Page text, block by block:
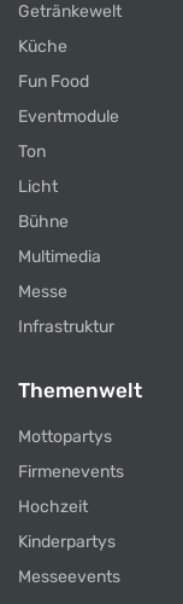
Getränkewelt
Küche
Fun Food
Eventmodule
Ton
Licht
Bühne
Multimedia
Messe
Infrastruktur
Themenwelt
Mottopartys
Firmenevents
Hochzeit
Kinderpartys
Messeevents